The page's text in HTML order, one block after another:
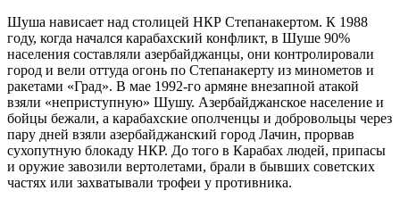
Шуша нависает над столицей НКР Степанакертом. К 1988
году, когда начался карабахский конфликт, в Шуше 90%
населения составляли азербайджанцы, они контролировали
город и вели оттуда огонь по Степанакерту из минометов и
ракетами «Град». В мае 1992-го армяне внезапной атакой
взяли «неприступную» Шушу. Азербайджанское население и
бойцы бежали, а карабахские ополченцы и добровольцы через
пару дней взяли азербайджанский город Лачин, прорвав
сухопутную блокаду НКР. До того в Карабах людей, припасы
и оружие завозили вертолетами, брали в бывших советских
частях или захватывали трофеи у противника.